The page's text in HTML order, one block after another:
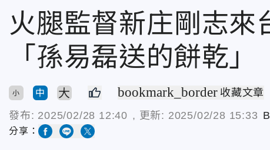
火腿監督新庄剛志來
「孫易磊送的餅乾」
小 中 大 bookmark_border 收藏文章
發布: 2025/02/28 12:40 , 更新: 2025/02/28 15:33
分享：